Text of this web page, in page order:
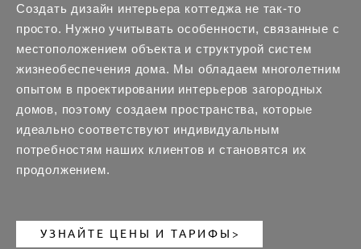
Создать дизайн интерьера коттеджа не так-то
просто. Нужно учитывать особенности, связанные с
местоположением объекта и структурой систем
жизнеобеспечения дома. Мы обладаем многолетним
опытом в проектировании интерьеров загородных
домов, поэтому создаем пространства, которые
идеально соответствуют индивидуальным
потребностям наших клиентов и становятся их
продолжением.
УЗНАЙТЕ ЦЕНЫ И ТАРИФЫ>